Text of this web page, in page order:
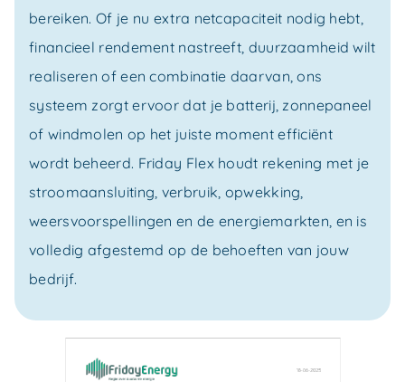
bereiken. Of je nu extra netcapaciteit nodig hebt,
financieel rendement nastreeft, duurzaamheid wilt
realiseren of een combinatie daarvan, ons
systeem zorgt ervoor dat je batterij, zonnepaneel
of windmolen op het juiste moment efficiënt
wordt beheerd. Friday Flex houdt rekening met je
stroomaansluiting, verbruik, opwekking,
weersvoorspellingen en de energiemarkten, en is
volledig afgestemd op de behoeften van jouw
bedrijf.